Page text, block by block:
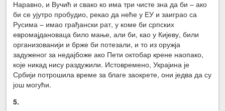
Наравно, и Вучић и свако ко има три чисте зна да би – ако
би се ујутро пробудио, рекао да неће у ЕУ и заиграо са
Русима – имао грађански рат, у коме би српских
евромајдановаца било мање, али би, као у Кијеву, били
организованији и брже би потезали, и то из оружја
задуженог за недајбоже ако Пети октобар крене наопако,
које никад нису раздужили. Истовремено, Украјина је
Србији потрошила време за благе заокрете, они једва да су
још могући.
5.